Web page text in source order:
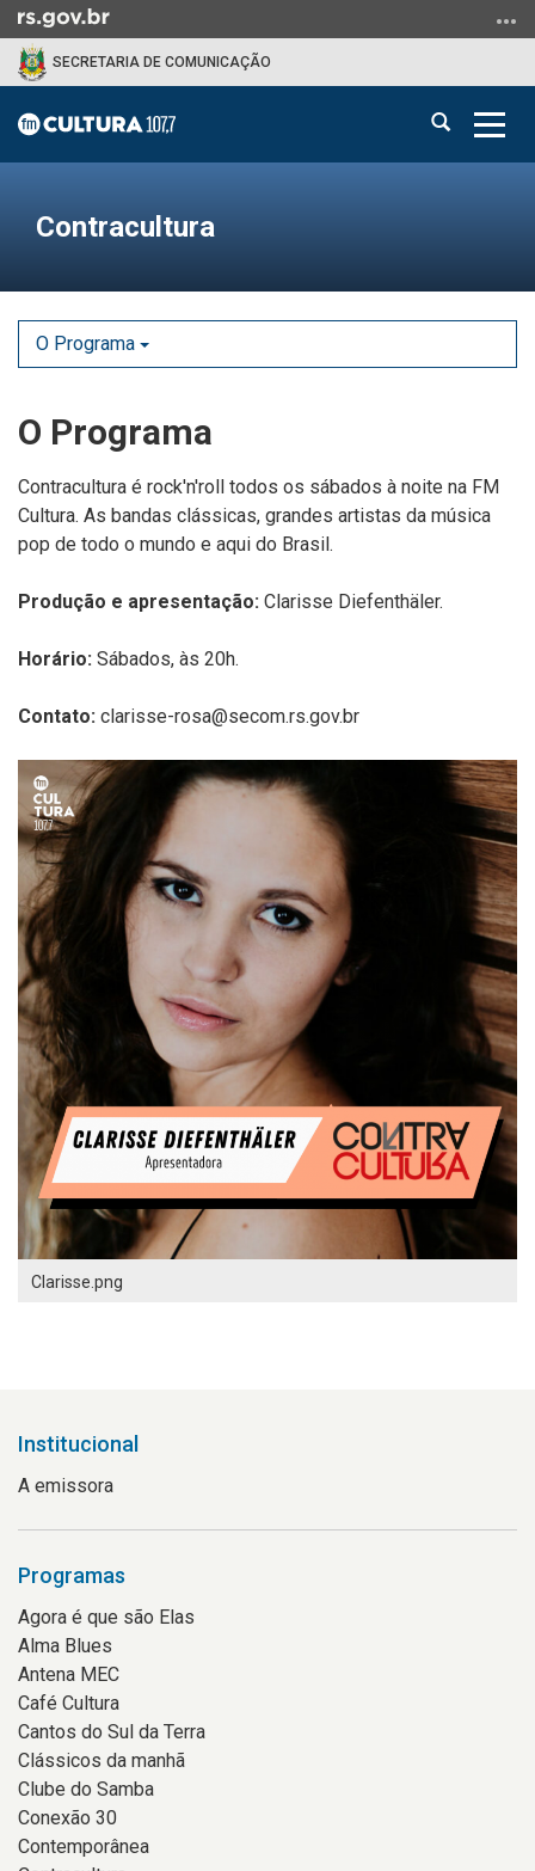
para
menu
a
busca
SECRETARIA DE COMUNICAÇÃO
Abrir
conteúdoContracultura
O Programa
O Programa
Contracultura é rock'n'roll todos os sábados à noite na FM
Cultura. As bandas clássicas, grandes artistas da música
pop de todo o mundo e aqui do Brasil.
Produção e apresentação: Clarisse Diefenthäler.
Horário: Sábados, às 20h.
Contato: clarisse-rosa@secom.rs.gov.br
Clarisse.png
Institucional
A emissora
Programas
Agora é que são Elas
Alma Blues
Antena MEC
Café Cultura
Cantos do Sul da Terra
Clássicos da manhã
Clube do Samba
Conexão 30
Contemporânea